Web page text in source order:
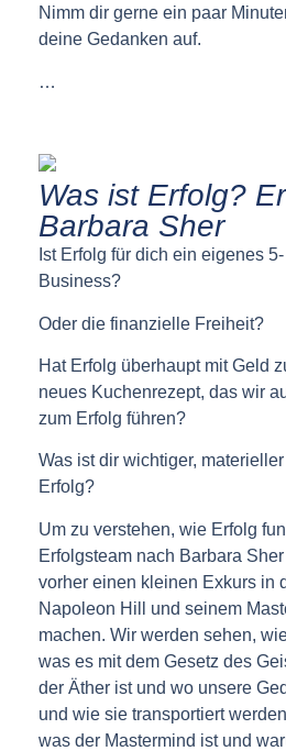
Nimm dir gerne ein paar
deine Gedanken auf.
…
Was ist Erfolg?
Barbara Sher
Ist Erfolg für dich ein eigenes
Business?
Oder die finanzielle Freiheit?
Hat Erfolg überhaupt mit Geld
neues Kuchenrezept, das wir
zum Erfolg führen?
Was ist dir wichtiger,
Erfolg?
Um zu verstehen, wie Erfolg
Erfolgsteam nach Barbara
vorher einen kleinen Exkurs in
Napoleon Hill und seinem
machen. Wir werden sehen,
was es mit dem Gesetz des
der Äther ist und wo unsere
und wie sie transportiert
was der Mastermind ist und